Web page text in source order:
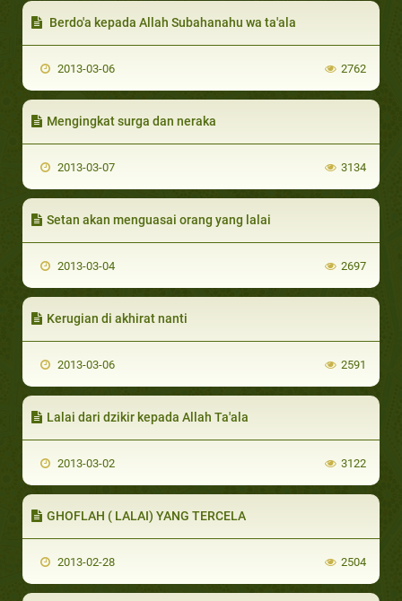
Berdo'a kepada Allah Subahanahu wa ta'ala
2013-03-06 2762
Mengingkat surga dan neraka
2013-03-07 3134
Setan akan menguasai orang yang lalai
2013-03-04 2697
Kerugian di akhirat nanti
2013-03-06 2591
Lalai dari dzikir kepada Allah Ta'ala
2013-03-02 3122
GHOFLAH ( LALAI) YANG TERCELA
2013-02-28 2504